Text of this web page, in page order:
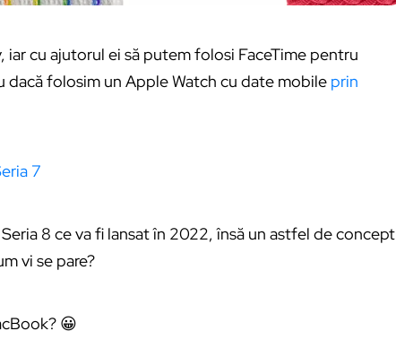
cu ajutorul ei să putem folosi FaceTime pentru
dacă folosim un Apple Watch cu date mobile prin
7
8 ce va fi lansat în 2022, însă un astfel de concept
vi se pare?
😀